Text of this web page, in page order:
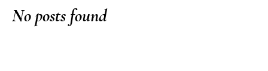
No posts found